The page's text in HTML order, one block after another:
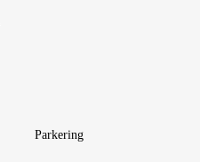
Parkering